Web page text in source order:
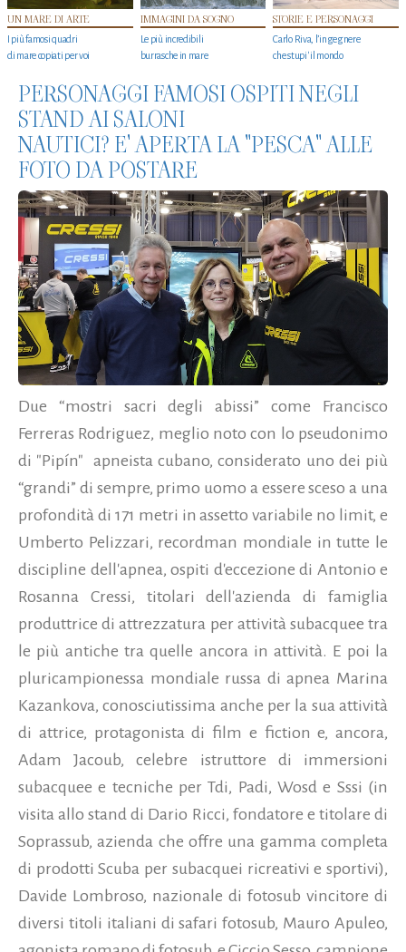
UN MARE DI ARTE
I più famosi quadri
di mare copiati per voi
IMMAGINI DA SOGNO
Le più incredibili
burrasche in mare
STORIE E PERSONAGGI
Carlo Riva, l’ingegnere
che stupi' il mondo
PERSONAGGI FAMOSI OSPITI NEGLI
STAND AI SALONI
NAUTICI? E' APERTA LA "PESCA" ALLE
FOTO DA POSTARE
Due “mostri sacri degli abissi” come Francisco
Ferreras Rodriguez, meglio noto con lo pseudonimo
di "Pipín" apneista cubano, considerato uno dei più
“grandi” di sempre, primo uomo a essere sceso a una
profondità di 171 metri in assetto variabile no limit, e
Umberto Pelizzari, recordman mondiale in tutte le
discipline dell'apnea, ospiti d'eccezione di Antonio e
Rosanna Cressi, titolari dell'azienda di famiglia
produttrice di attrezzatura per attività subacquee tra
le più antiche tra quelle ancora in attività. E poi la
pluricampionessa mondiale russa di apnea Marina
Kazankova, conosciutissima anche per la sua attività
di attrice, protagonista di film e fictione, ancora,
Adam Jacoub, celebre istruttore di immersioni
subacquee e tecniche per Tdi, Padi, Wosd e Sssi (in
visita allo stand di Dario Ricci, fondatore e titolare di
Soprassub, azienda che offre una gamma completa
di prodotti Scuba per subacquei ricreativi e sportivi),
Davide Lombroso, nazionale di fotosub vincitore di
diversi titoli italiani di safari fotosub, Mauro Apuleo,